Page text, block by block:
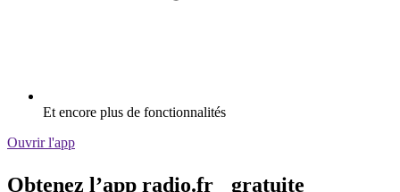
Et encore plus de fonctionnalités
Ouvrir l'app
Obtenez l’app radio.fr gratuite